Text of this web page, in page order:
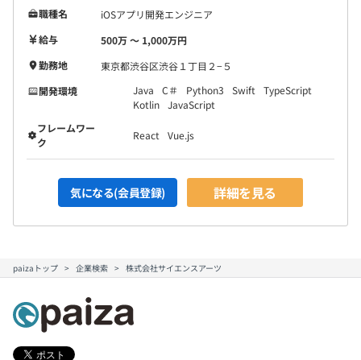
職種名
iOSアプリ開発エンジニア
給与
500万 〜 1,000万円
勤務地
東京都渋谷区渋谷１丁目２−５
開発環境
Java C＃ Python3 Swift
TypeScript
Kotlin JavaScript
フレームワー
ク
React Vue.js
気になる(会員登録) 詳細を見る
paizaトップ 企業検索 株式会社サイエンスアーツ